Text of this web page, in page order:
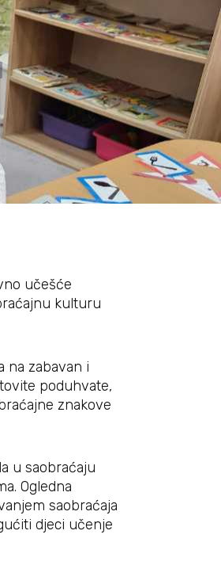
učešće
kulturu
na zabavan i
poduhvate,
znakove
u saobraćaju
Ogledna
saobraćaja
djeci učenje